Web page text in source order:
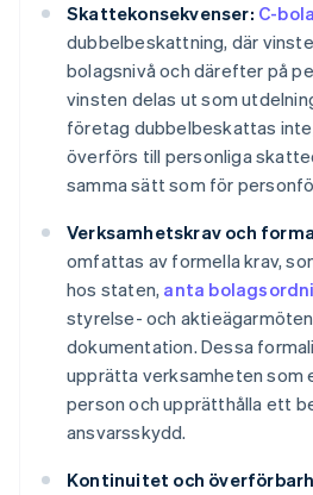
Skattekonsekvenser: C-
dubbelbeskattning, där
bolagsnivå och därefter på
vinsten delas ut som
företag dubbelbeskattas
överförs till personliga
samma sätt som för
Verksamhetskrav och
omfattas av formella krav,
hos staten, anta
styrelse- och
dokumentation. Dessa
upprätta verksamheten som
person och upprätthålla ett
ansvarsskydd.
Kontinuitet och